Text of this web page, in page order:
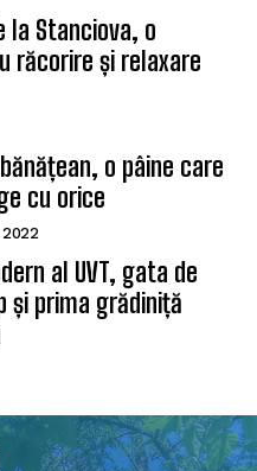
la Stanciova, o
răcorire și relaxare
o pâine care
cu orice
al UVT, gata de
și prima grădiniță